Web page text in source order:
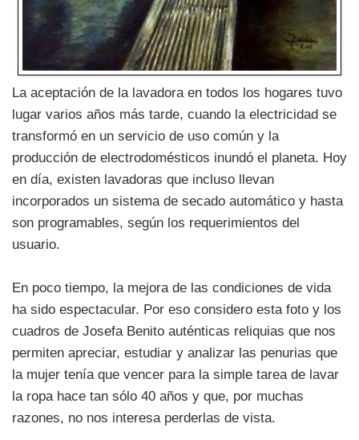
La aceptación de la lavadora en todos los hogares tuvo
lugar varios años más tarde, cuando la electricidad se
transformó en un servicio de uso común y la
producción de electrodomésticos inundó el planeta. Hoy
en día, existen lavadoras que incluso llevan
incorporados un sistema de secado automático y hasta
son programables, según los requerimientos del
usuario.
En poco tiempo, la mejora de las condiciones de vida
ha sido espectacular. Por eso considero esta foto y los
cuadros de Josefa Benito auténticas reliquias que nos
permiten apreciar, estudiar y analizar las penurias que
la mujer tenía que vencer para la simple tarea de lavar
la ropa hace tan sólo 40 años y que, por muchas
razones, no nos interesa perderlas de vista.